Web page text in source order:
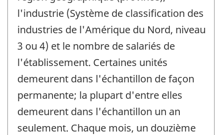
l'industrie (Système de classification des
industries de l'Amérique du Nord, niveau
3 ou 4) et le nombre de salariés de
l'établissement. Certaines unités
demeurent dans l'échantillon de façon
permanente; la plupart d'entre elles
demeurent dans l'échantillon un an
seulement. Chaque mois, un douzième